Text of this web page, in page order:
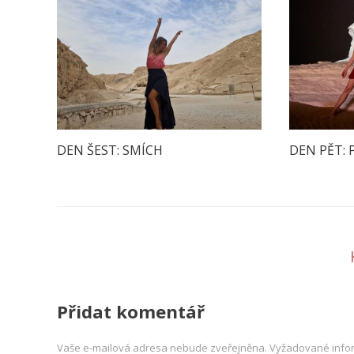
DEN ŠEST: SMÍCH DEN PĚT:
Přidat komentář
Vaše e-mailová adresa nebude zveřejněna. Vyžadované